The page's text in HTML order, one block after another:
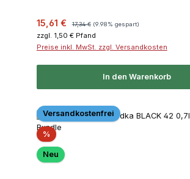
Verkaufspreis:
15,61 € 17,34 € (9.98% gespart)
zzgl. 1,50 € Pfand
Preise inkl. MwSt. zzgl. Versandkosten
In den Warenkorb
Versandkostenfrei
%Rabatt
Neu